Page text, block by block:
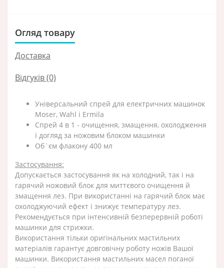
Огляд товару
Доставка
Відгуків (0)
Універсальний спрей для електричних машинок
Moser, Wahl і Ermila
Спрей 4 в 1 - очищення, змащення, охолодження
і догляд за ножовим блоком машинки
Об`єм флакону 400 мл
Застосування:
Допускається застосування як на холодний, так і на
гарячий ножовий блок для миттєвого очищення й
змащення лез. При використанні на гарячий блок має
охолоджуючий ефект і знижує температуру лез.
Рекомендується при інтенсивній безперервній роботі
машинки для стрижки.
Використання тільки оригінальних мастильних
матеріалів гарантує довговічну роботу ножів Вашої
машинки. Використання мастильних масел поганої